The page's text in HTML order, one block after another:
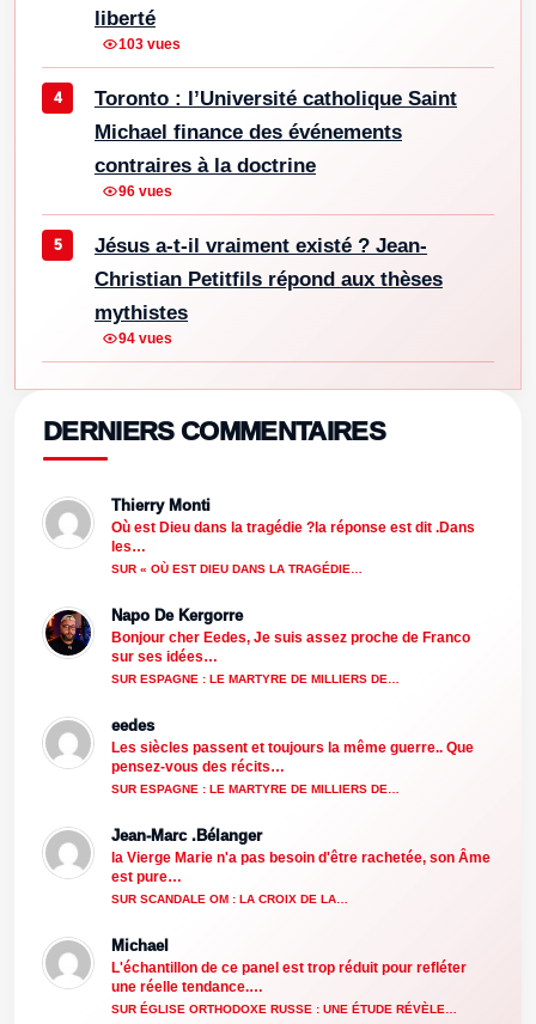
liberté
103 vues
Toronto : l’Université catholique Saint
Michael finance des événements
contraires à la doctrine
96 vues
Jésus a-t-il vraiment existé ? Jean-
Christian Petitfils répond aux thèses
mythistes
94 vues
DERNIERS COMMENTAIRES
Thierry Monti
Où est Dieu dans la tragédie ?la réponse est dit .Dans
les…
SUR « OÙ EST DIEU DANS LA TRAGÉDIE…
Napo De Kergorre
Bonjour cher Eedes, Je suis assez proche de Franco
sur ses idées…
SUR ESPAGNE : LE MARTYRE DE MILLIERS DE…
eedes
Les siècles passent et toujours la même guerre.. Que
pensez-vous des récits…
SUR ESPAGNE : LE MARTYRE DE MILLIERS DE…
Jean-Marc .Bélanger
la Vierge Marie n'a pas besoin d'être rachetée, son Âme
est pure…
SUR SCANDALE OM : LA CROIX DE LA…
Michael
L'échantillon de ce panel est trop réduit pour refléter
une réelle tendance.…
SUR ÉGLISE ORTHODOXE RUSSE : UNE ÉTUDE RÉVÈLE…